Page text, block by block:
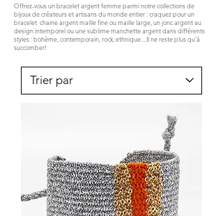
Offrez-vous un bracelet argent femme parmi notre collections de
bijoux de créateurs et artisans du monde entier : craquez pour un
bracelet chaine argent maille fine ou maille large, un jonc argent au
design intemporel ou une sublime manchette argent dans différents
styles : bohème, contemporain, rock, ethnique ....Il ne reste plus qu'à
succomber!